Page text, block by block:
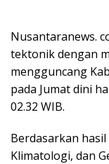
Nusantaranews.
tektonik dengan
mengguncang
pada Jumat dini
02.32 WIB.
Berdasarkan
Klimatologi, dan